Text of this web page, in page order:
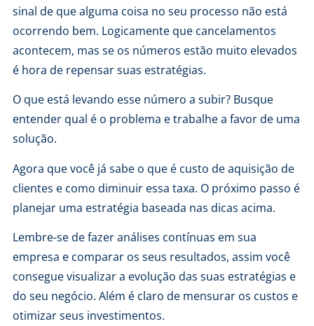
sinal de que alguma coisa no seu processo não está
ocorrendo bem. Logicamente que cancelamentos
acontecem, mas se os números estão muito elevados
é hora de repensar suas estratégias.
O que está levando esse número a subir? Busque
entender qual é o problema e trabalhe a favor de uma
solução.
Agora que você já sabe o que é custo de aquisição de
clientes e como diminuir essa taxa. O próximo passo é
planejar uma estratégia baseada nas dicas acima.
Lembre-se de fazer análises contínuas em sua
empresa e comparar os seus resultados, assim você
consegue visualizar a evolução das suas estratégias e
do seu negócio. Além é claro de mensurar os custos e
otimizar seus investimentos.